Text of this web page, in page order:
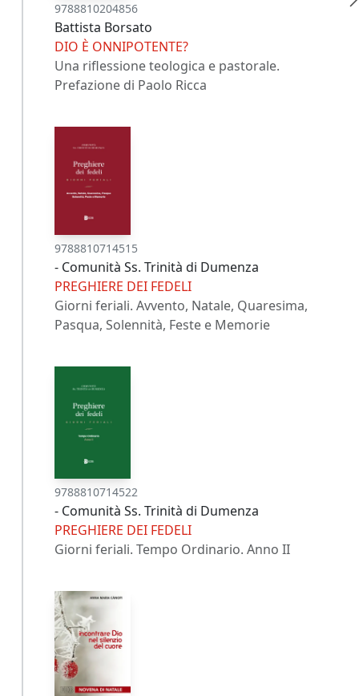
9788810204856
Battista Borsato
DIO È ONNIPOTENTE?
Una riflessione teologica e pastorale.
Prefazione di Paolo Ricca
9788810714515
- Comunità Ss. Trinità di Dumenza
PREGHIERE DEI FEDELI
Giorni feriali. Avvento, Natale, Quaresima,
Pasqua, Solennità, Feste e Memorie
9788810714522
- Comunità Ss. Trinità di Dumenza
PREGHIERE DEI FEDELI
Giorni feriali. Tempo Ordinario. Anno II